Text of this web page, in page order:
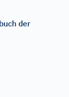
der